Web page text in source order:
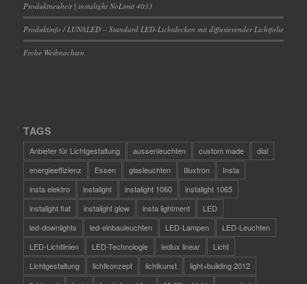
Produktneuheit | instalight NoLimit 4033
Produktinfo / LUNALED – Standard LED-Lichtdecken mit diffusierender Lichtfolie
Frohe Weihnachten
TAGS
Anbieter für Lichtgestaltung aussenleuchten custom made
dial
energieeffizienz
Essen glasleuchten Illuxtron
Insta
insta elektro
instalight instalight 1060
instalight 1065
instalight flat
instalight glow insta lightment
LED
led-downlights
led-einbauleuchten LED-Lampen
LED-Leuchten
LED-Lichtlinien
LED-Technologie ledlux linear
Licht
Lichtgestaltung
lichtkonzept lichtkunst
light+building 2012